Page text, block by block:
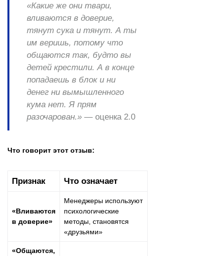
«Какие же они твари,
вливаются в доверие,
тянут сука и тянут. А ты
им веришь, потому что
общаются так, будто вы
детей крестили. А в конце
попадаешь в блок и ни
денег ни вымышленного
кума нет. Я прям
разочарован.» — оценка 2.0
Что говорит этот отзыв:
Признак Что означает
«Вливаются
в доверие»
Менеджеры используют
психологические
методы, становятся
«друзьями»
«Общаются,